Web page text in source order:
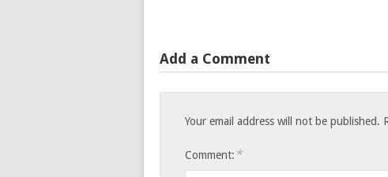
Add a Comment
Your email address will not be published.
Comment: *